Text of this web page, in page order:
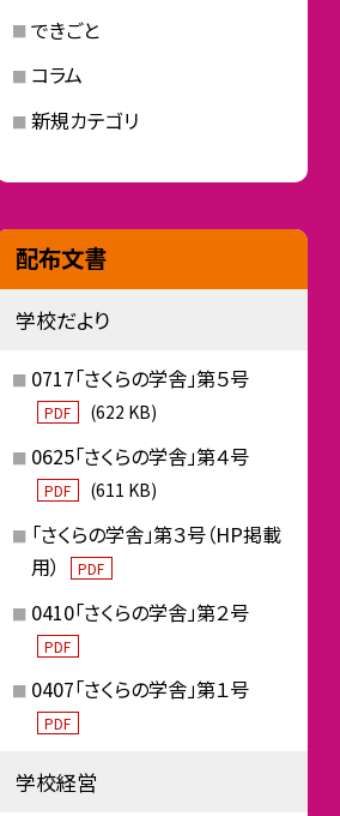
できごと
コラム
新規カテゴリ
配布文書
学校だより
0717「さくらの学舎」第５号
PDF (622 KB)
0625「さくらの学舎」第４号
PDF (611 KB)
「さくらの学舎」第３号（HP掲載
用）
PDF
0410「さくらの学舎」第２号
PDF
0407「さくらの学舎」第１号
PDF
学校経営